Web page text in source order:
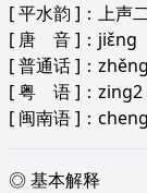
[平水韵 ]：上声
[ 唐 音]：jiɛ̌ng
[普通话]：zhěng
[粤 语]：zing2
[ 闽南语]：
◎ 基本解释